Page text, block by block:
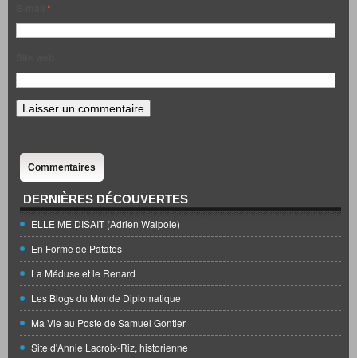
*
Commentaires
DERNIÈRES DÉCOUVERTES
ELLE ME DISAIT (Adrien Walpole)
En Forme de Patates
La Méduse et le Renard
Les Blogs du Monde Diplomatique
Ma Vie au Poste de Samuel Gontier
Site d'Annie Lacroix-Riz, historienne